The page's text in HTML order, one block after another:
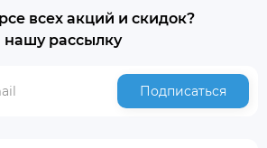
всех акций и скидок?
рассылку
Подписаться